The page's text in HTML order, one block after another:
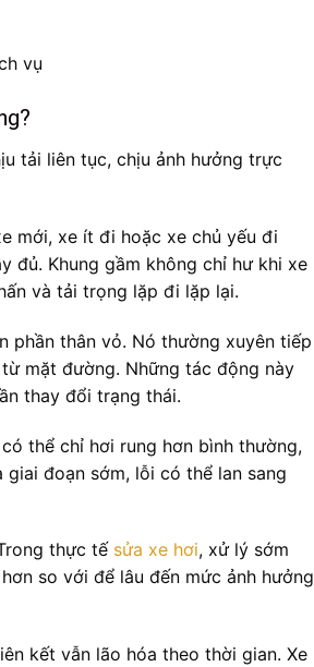
tải liên tục, chịu ảnh hưởng trực
mới, xe ít đi hoặc xe chủ yếu đi
đủ. Khung gầm không chỉ hư khi xe
và tải trọng lặp đi lặp lại.
phần thân vỏ. Nó thường xuyên tiếp
mặt đường. Những tác động này
thay đổi trạng thái.
thể chỉ hơi rung hơn bình thường,
đoạn sớm, lỗi có thể lan sang
thực tế sửa xe hơi, xử lý sớm
so với để lâu đến mức ảnh hưởng
kết vẫn lão hóa theo thời gian. Xe